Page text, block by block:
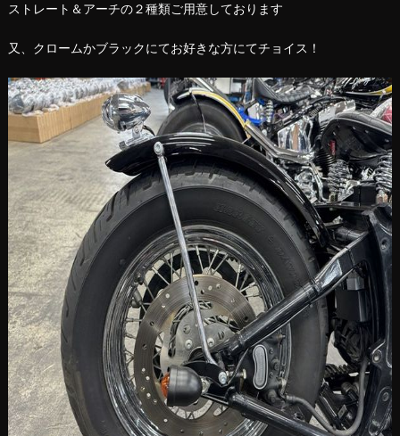
ストレート＆アーチの２種類ご用意しております
又、クロームかブラックにてお好きな方にてチョイス！